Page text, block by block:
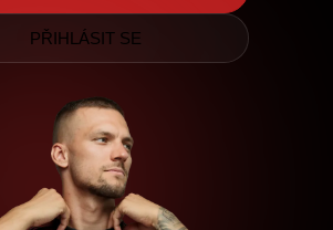
PŘIHLÁSIT SE